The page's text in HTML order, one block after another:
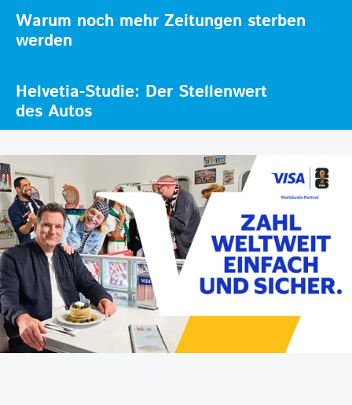
Warum noch mehr Zeitungen sterben
werden
Helvetia-Studie: Der Stellenwert
des Autos